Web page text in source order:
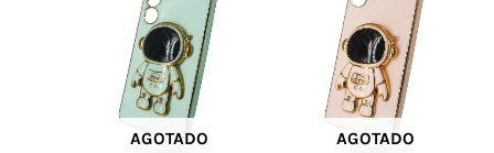
AGOTADO AGOTADO